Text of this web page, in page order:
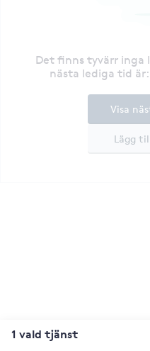
Det finns tyvärr inga
nästa lediga tid är:
Lägg
Visa
1 vald tjänst